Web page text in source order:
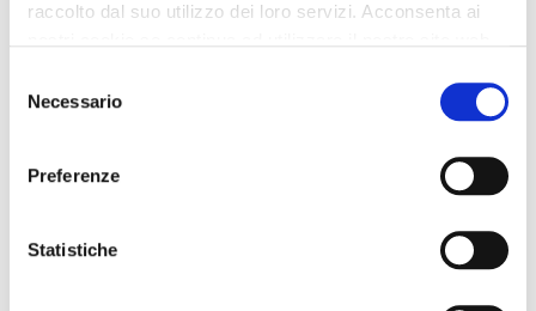
raccolto dal suo utilizzo dei loro servizi. Acconsenta ai
delNecessario
Preferenze
Statistiche